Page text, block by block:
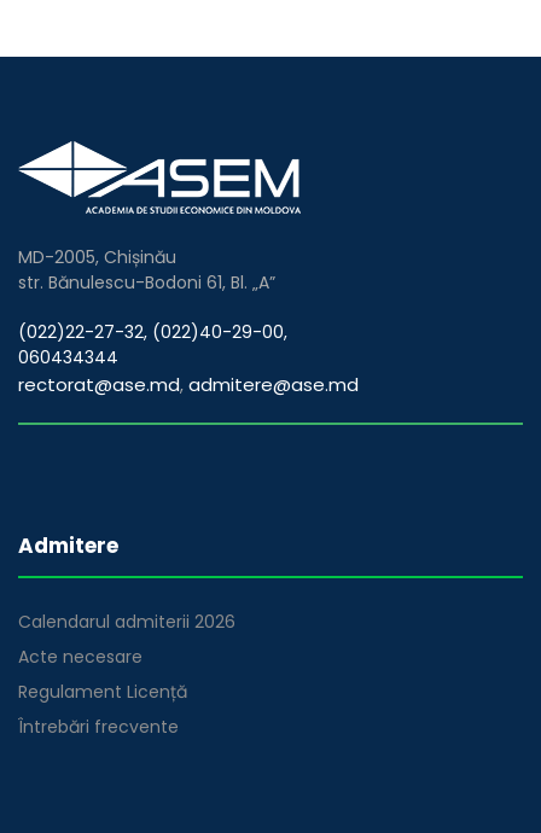
MD-2005, Chișinău
str. Bănulescu-Bodoni 61, Bl. „A”
(022)22-27-32, (022)40-29-00,
060434344
rectorat@ase.md, admitere@ase.md
Admitere
Calendarul admiterii 2026
Acte necesare
Regulament Licență
Întrebări frecvente